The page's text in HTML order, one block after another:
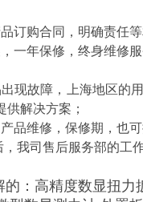
订购合同，明确责任等
一年保修，终身维修
现故障，上海地区的
供解决方案；
品维修，保修期，也
我司售后服务部的工
： 高精度数显扭力